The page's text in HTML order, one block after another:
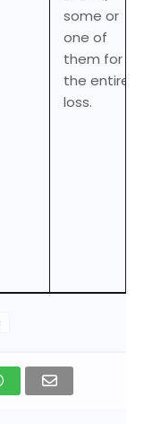
some or
one of
them for
the entire
loss.